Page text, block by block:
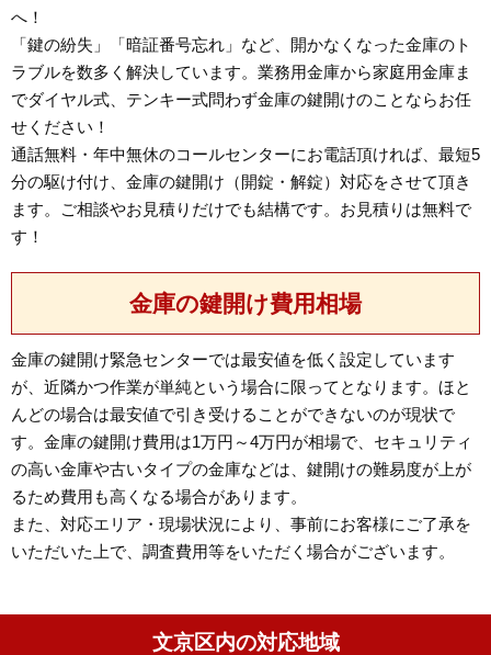
へ！
「鍵の紛失」「暗証番号忘れ」など、開かなくなった金庫のト
ラブルを数多く解決しています。業務用金庫から家庭用金庫ま
でダイヤル式、テンキー式問わず金庫の鍵開けのことならお任
せください！
通話無料・年中無休のコールセンターにお電話頂ければ、最短5
分の駆け付け、金庫の鍵開け（開錠・解錠）対応をさせて頂き
ます。ご相談やお見積りだけでも結構です。お見積りは無料で
す！
金庫の鍵開け費用相場
金庫の鍵開け緊急センターでは最安値を低く設定しています
が、近隣かつ作業が単純という場合に限ってとなります。ほと
んどの場合は最安値で引き受けることができないのが現状で
す。金庫の鍵開け費用は1万円～4万円が相場で、セキュリティ
の高い金庫や古いタイプの金庫などは、鍵開けの難易度が上が
るため費用も高くなる場合があります。
また、対応エリア・現場状況により、事前にお客様にご了承を
いただいた上で、調査費用等をいただく場合がございます。
文京区内の対応地域